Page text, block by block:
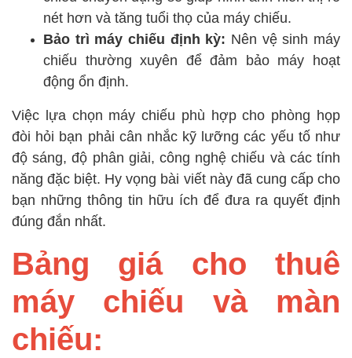
nét hơn và tăng tuổi thọ của máy chiếu.
Bảo trì máy chiếu định kỳ: Nên vệ sinh máy
chiếu thường xuyên để đảm bảo máy hoạt
động ổn định.
Việc lựa chọn máy chiếu phù hợp cho phòng họp
đòi hỏi bạn phải cân nhắc kỹ lưỡng các yếu tố như
độ sáng, độ phân giải, công nghệ chiếu và các tính
năng đặc biệt. Hy vọng bài viết này đã cung cấp cho
bạn những thông tin hữu ích để đưa ra quyết định
đúng đắn nhất.
Bảng giá cho thuê
máy chiếu và màn
chiếu: